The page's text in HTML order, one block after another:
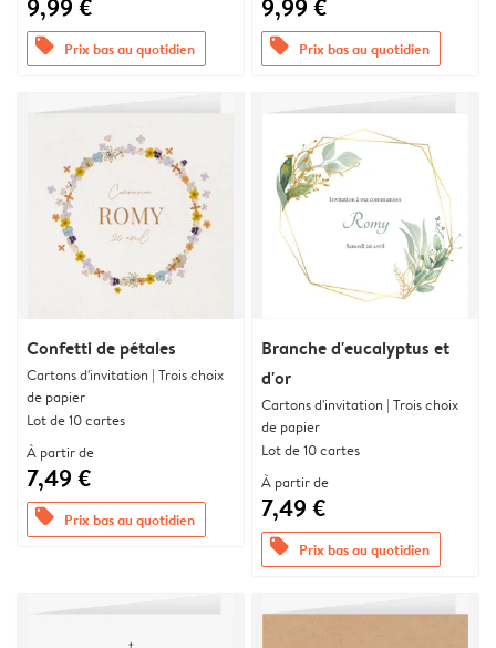
9,99 €
offers Prix bas au quotidien
9,99 €
offers Prix bas au quotidien
Confetti de pétales
Cartons d'invitation | Trois choix
de papier
Lot de 10 cartes
À partir de
7,49 €
offers Prix bas au quotidien
Branche d'eucalyptus et
d'or
Cartons d'invitation | Trois choix
de papier
Lot de 10 cartes
À partir de
7,49 €
offers Prix bas au quotidien